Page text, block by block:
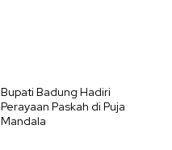
Bupati Badung Hadiri
Perayaan Paskah di Puja
Mandala